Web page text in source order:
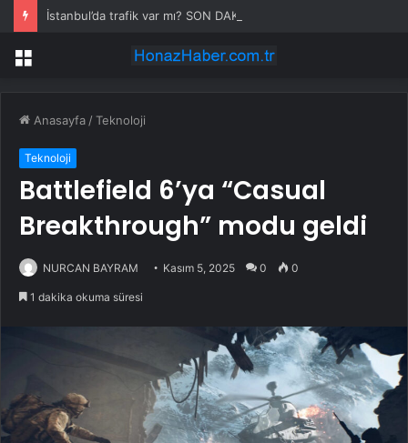
Menü
Anasayfa /Teknoloji
Teknoloji
Battlefield 6’ya “Casual
Breakthrough” modu geldi
NURCAN BAYRAM Kasım 5, 2025 0 0
1 dakika okuma süresi